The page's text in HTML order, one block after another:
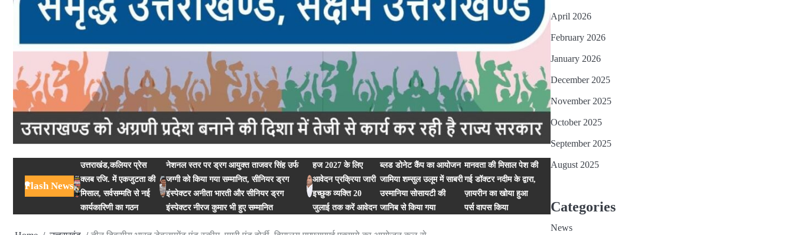
Flash News
उत्तराखंड,कलियर प्रेस
क्लब रजि. में एकजुटता की
मिसाल, सर्वसम्मति से नई
कार्यकारिणी का गठन
नेशनल स्तर पर ड्रग आयुक्त ताजवर सिंह उर्फ
जग्गी को किया गया सम्मानित, सीनियर ड्रग
इंस्पेक्टर अनीता भारती और सीनियर ड्रग
इंस्पेक्टर नीरज कुमार भी हुए सम्मानित
हज 2027 के लिए
आवेदन प्रक्रिया जारी
इच्छुक व्यक्ति 20
जुलाई तक करें आवेदन
ब्लड डोनेट कैंप का आयोजन
जामिया शम्सुल उलूम में साबरी
उस्मानिया सोसायटी की
जानिब से किया गया
मानवता की मिसाल पेश की
गई डॉक्टर नदीम के द्वारा,
ज़ायरीन का खोया हुआ
पर्स वापस किया
April 2026
February 2026
January 2026
December 2025
November 2025
October 2025
September 2025
August 2025
Categories
News